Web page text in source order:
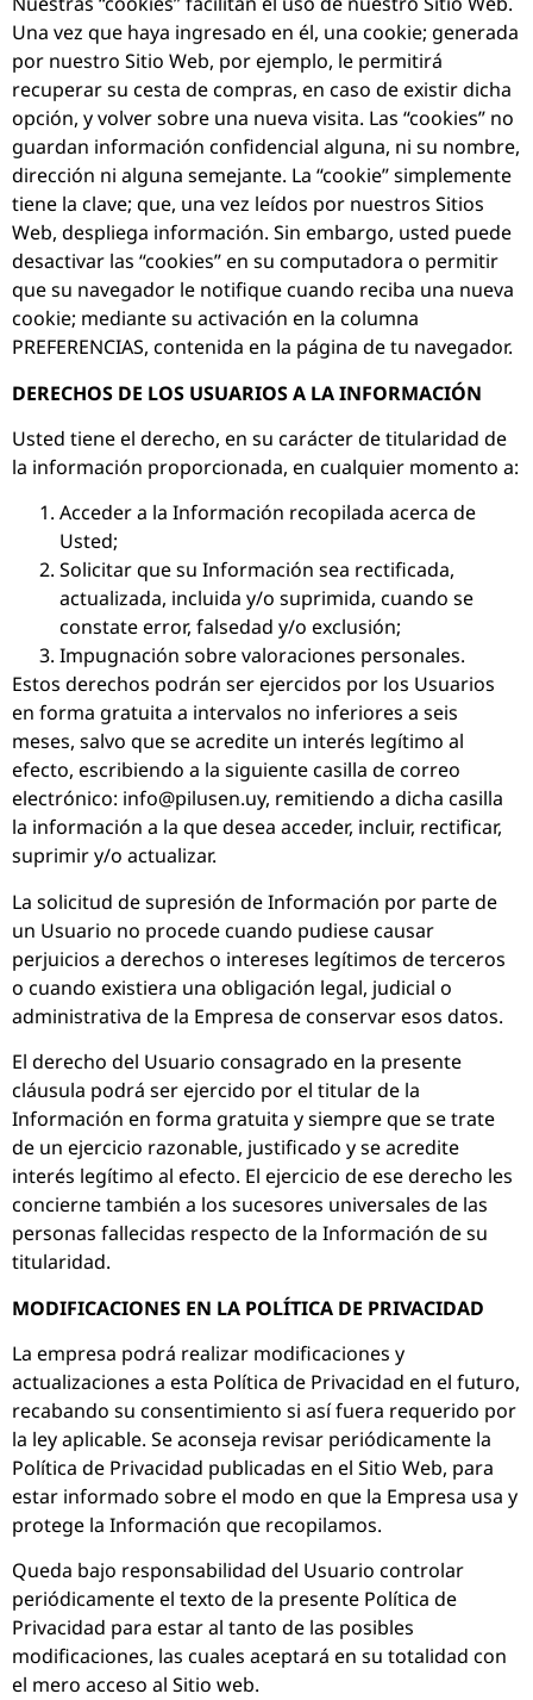
Una vez que haya ingresado en él, una cookie; generada
por nuestro Sitio Web, por ejemplo, le permitirá
recuperar su cesta de compras, en caso de existir dicha
opción, y volver sobre una nueva visita. Las “cookies” no
guardan información confidencial alguna, ni su nombre,
dirección ni alguna semejante. La “cookie” simplemente
tiene la clave; que, una vez leídos por nuestros Sitios
Web, despliega información. Sin embargo, usted puede
desactivar las “cookies” en su computadora o permitir
que su navegador le notifique cuando reciba una nueva
cookie; mediante su activación en la columna
PREFERENCIAS, contenida en la página de tu navegador.
DERECHOS DE LOS USUARIOS A LA INFORMACIÓN
Usted tiene el derecho, en su carácter de titularidad de
la información proporcionada, en cualquier momento a:
Acceder a la Información recopilada acerca de
Usted;
Solicitar que su Información sea rectificada,
actualizada, incluida y/o suprimida, cuando se
constate error, falsedad y/o exclusión;
Impugnación sobre valoraciones personales.
Estos derechos podrán ser ejercidos por los Usuarios
en forma gratuita a intervalos no inferiores a seis
meses, salvo que se acredite un interés legítimo al
efecto, escribiendo a la siguiente casilla de correo
electrónico: info@pilusen.uy, remitiendo a dicha casilla
la información a la que desea acceder, incluir, rectificar,
suprimir y/o actualizar.
La solicitud de supresión de Información por parte de
un Usuario no procede cuando pudiese causar
perjuicios a derechos o intereses legítimos de terceros
o cuando existiera una obligación legal, judicial o
administrativa de la Empresa de conservar esos datos.
El derecho del Usuario consagrado en la presente
cláusula podrá ser ejercido por el titular de la
Información en forma gratuita y siempre que se trate
de un ejercicio razonable, justificado y se acredite
interés legítimo al efecto. El ejercicio de ese derecho les
concierne también a los sucesores universales de las
personas fallecidas respecto de la Información de su
titularidad.
MODIFICACIONES EN LA POLÍTICA DE PRIVACIDAD
La empresa podrá realizar modificaciones y
actualizaciones a esta Política de Privacidad en el futuro,
recabando su consentimiento si así fuera requerido por
la ley aplicable. Se aconseja revisar periódicamente la
Política de Privacidad publicadas en el Sitio Web, para
estar informado sobre el modo en que la Empresa usa y
protege la Información que recopilamos.
Queda bajo responsabilidad del Usuario controlar
periódicamente el texto de la presente Política de
Privacidad para estar al tanto de las posibles
modificaciones, las cuales aceptará en su totalidad con
el mero acceso al Sitio web.